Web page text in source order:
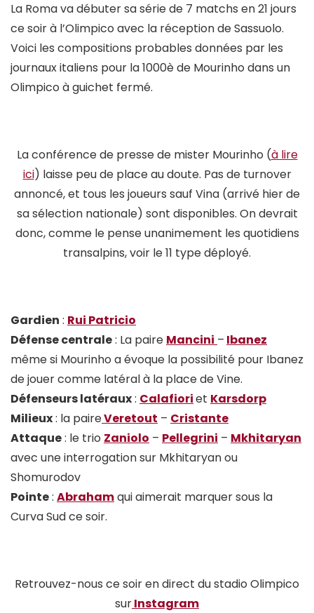
La Roma va débuter sa série de 7 matchs en 21 jours
ce soir à l’Olimpico avec la réception de Sassuolo.
Voici les compositions probables données par les
journaux italiens pour la 1000è de Mourinho dans un
Olimpico à guichet fermé.
La conférence de presse de mister Mourinho (à lire
ici) laisse peu de place au doute. Pas de turnover
annoncé, et tous les joueurs sauf Vina (arrivé hier de
sa sélection nationale) sont disponibles. On devrait
donc, comme le pense unanimement les quotidiens
transalpins, voir le 11 type déployé.
Gardien : Rui Patricio
Défense centrale: La paire Mancini – Ibanez
même si Mourinho a évoque la possibilité pour Ibanez
de jouer comme latéral à la place de Vine.
Défenseurs latéraux: Calafioriet Karsdorp
Milieux: la paireVeretout – Cristante
Attaque: le trio Zaniolo – Pellegrini – Mkhitaryan
avec une interrogation sur Mkhitaryan ou
Shomurodov
Pointe: Abrahamqui aimerait marquer sous la
Curva Sud ce soir.
Retrouvez-nous ce soir en direct du stadio Olimpico
surInstagram